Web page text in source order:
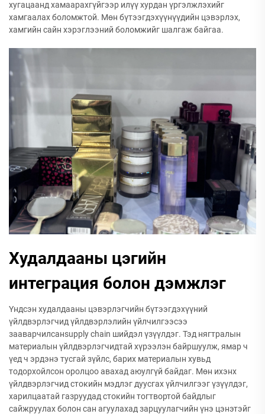
хугацаанд хамаарахгүйгээр илүү хурдан үргэлжлэхийг
хамгаалах боломжтой. Мөн бүтээгдэхүүнүүдийн цэвэрлэх,
хамгийн сайн хэрэглээний боломжийг шалгаж байгаа.
Худалдааны цэгийн
интеграция болон дэмжлэг
Үндсэн худалдааны цэвэрлэгчийн бүтээгдэхүүний
үйлдвэрлэгчид үйлдвэрлэлийн үйлчилгээсээ
зааварчилсанsupply chain шийдэл үзүүлдэг. Тэд нягтралын
материалын үйлдвэрлэгчидтай хүрээлэн байршуулж, ямар ч
үед ч эрдэнэ тусгай зүйлс, барих материалын хувьд
тодорхойлсон оролцоо авахад аюулгүй байдаг. Мөн ихэнх
үйлдвэрлэгчид стокийн мэдлэг дуусгах үйлчилгээг үзүүлдэг,
харилцаатай газруудад стокийн тогтвортой байдлыг
сайжруулах болон сан агуулахад зарцуулагчийн үнэ цэнэтэйг